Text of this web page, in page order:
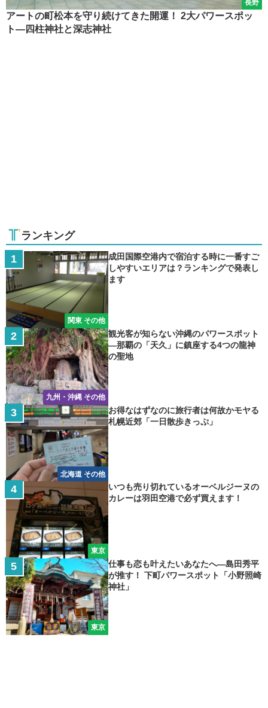
長野
アートの町松本を守り続けてきた開運！ 2大パワースポッ
ト―四柱神社と深志神社
ランキング
関東 その他
成田国際空港内で宿泊する時に一番すご
しやすいエリアは？ランキングで発表し
ます
九州・沖縄 その他
観光客が知らない沖縄のパワースポット
―那覇の「天久」に鎮座する4つの龍神
の聖地
北海道 その他
お得なはずなのに旅行者は何故かモヤる
札幌近郊「一日散歩きっぷ」
東京
いつも売り切れているオーベルジーヌの
カレーは羽田空港で必ず買えます！
東京
仕事も恋も叶えたいあなたへ―島田秀平
が推す！ 下町パワースポット「小野照崎
神社」